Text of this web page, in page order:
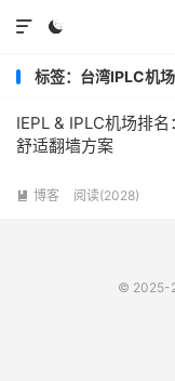


标签：台湾IPLC机场
IEPL & IPLC机场排
舒适翻墙方案
 博客 阅读(2028)
© 2025-